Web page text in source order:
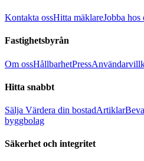
Kontakta ossHitta mäklareJobba hos
Fastighetsbyrån
Om ossHållbarhetPress
Hitta snabbt
Sälja Värdera din bostadArtiklar
byggbolag
Säkerhet och integritet